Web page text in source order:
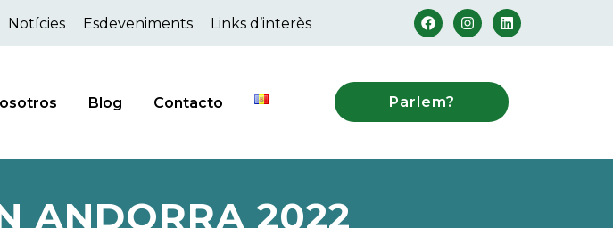
Notícies Esdeveniments Links d’interès
Blog Contacto Parlem?
ANDORRA 2022